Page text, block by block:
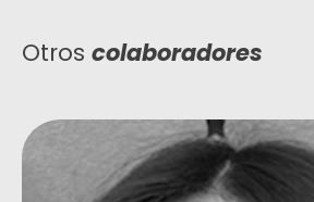
Otros colaboradores